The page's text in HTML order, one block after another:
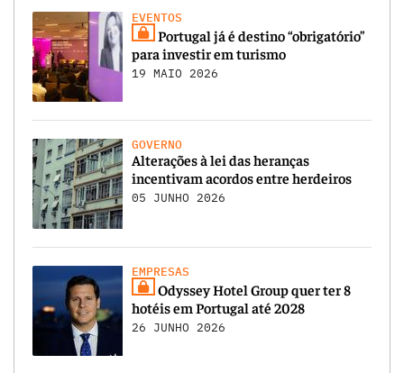
EVENTOS
Portugal já é destino “obrigatório”
para investir em turismo
19 MAIO 2026
GOVERNO
Alterações à lei das heranças
incentivam acordos entre herdeiros
05 JUNHO 2026
EMPRESAS
Odyssey Hotel Group quer ter 8
hotéis em Portugal até 2028
26 JUNHO 2026